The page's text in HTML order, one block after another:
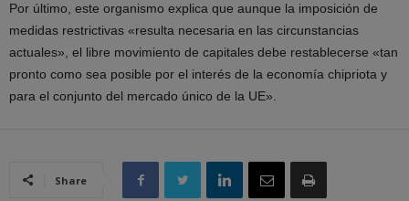
Por último, este organismo explica que aunque la imposición de
medidas restrictivas «resulta necesaria en las circunstancias
actuales», el libre movimiento de capitales debe restablecerse «tan
pronto como sea posible por el interés de la economía chipriota y
para el conjunto del mercado único de la UE».
Share